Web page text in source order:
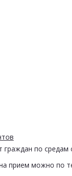
по средам
прием можно по